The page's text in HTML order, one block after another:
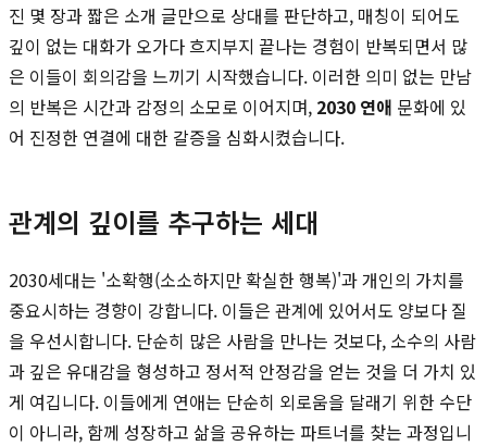
진 몇 장과 짧은 소개 글만으로 상대를 판단하고, 매칭이 되어도
깊이 없는 대화가 오가다 흐지부지 끝나는 경험이 반복되면서 많
은 이들이 회의감을 느끼기 시작했습니다. 이러한 의미 없는 만남
의 반복은 시간과 감정의 소모로 이어지며, 2030 연애 문화에 있
어 진정한 연결에 대한 갈증을 심화시켰습니다.
관계의 깊이를 추구하는 세대
2030세대는 '소확행(소소하지만 확실한 행복)'과 개인의 가치를
중요시하는 경향이 강합니다. 이들은 관계에 있어서도 양보다 질
을 우선시합니다. 단순히 많은 사람을 만나는 것보다, 소수의 사람
과 깊은 유대감을 형성하고 정서적 안정감을 얻는 것을 더 가치 있
게 여깁니다. 이들에게 연애는 단순히 외로움을 달래기 위한 수단
이 아니라, 함께 성장하고 삶을 공유하는 파트너를 찾는 과정입니